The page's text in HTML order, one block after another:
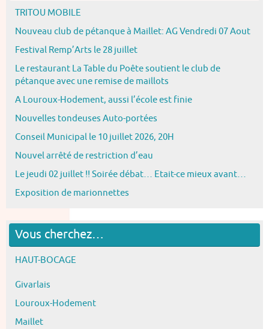
TRITOU MOBILE
Nouveau club de pétanque à Maillet: AG Vendredi 07 Aout
Festival Remp’Arts le 28 juillet
Le restaurant La Table du Poête soutient le club de
pétanque avec une remise de maillots
A Louroux-Hodement, aussi l’école est finie
Nouvelles tondeuses Auto-portées
Conseil Municipal le 10 juillet 2026, 20H
Nouvel arrêté de restriction d’eau
Le jeudi 02 juillet !! Soirée débat… Etait-ce mieux avant…
Exposition de marionnettes
Vous cherchez…
HAUT-BOCAGE
Givarlais
Louroux-Hodement
Maillet